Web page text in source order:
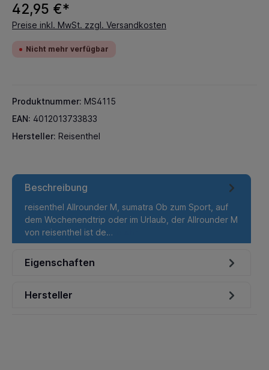
42,95 €*
Preise inkl. MwSt. zzgl. Versandkosten
Nicht mehr verfügbar
Produktnummer: MS4115
EAN: 4012013733833
Hersteller: Reisenthel
Beschreibung
reisenthel Allrounder M, sumatra Ob zum Sport, auf
dem Wochenendtrip oder im Urlaub, der Allrounder M
von reisenthel ist de…
Eigenschaften
Hersteller